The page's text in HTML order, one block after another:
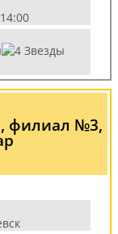
филиал №3,